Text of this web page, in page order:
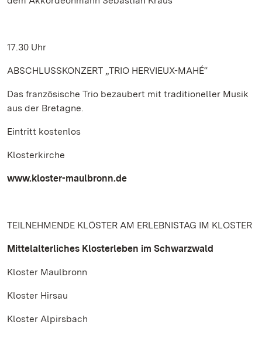
17.30 Uhr
ABSCHLUSSKONZERT „TRIO HERVIEUX-MAHÉ“
Das französische Trio bezaubert mit traditioneller Musik
aus der Bretagne.
Eintritt kostenlos
Klosterkirche
www.kloster-maulbronn.de
TEILNEHMENDE KLÖSTER AM ERLEBNISTAG IM KLOSTER
Mittelalterliches Klosterleben im Schwarzwald
Kloster Maulbronn
Kloster Hirsau
Kloster Alpirsbach